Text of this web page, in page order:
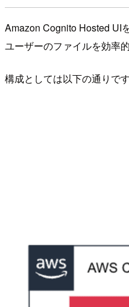
Amazon Cognito Hosted UI
ユーザーのファイルを効率
構成としては以下の通りです